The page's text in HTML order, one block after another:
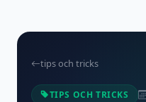
tips och tricks
TIPS OCH TRICKS